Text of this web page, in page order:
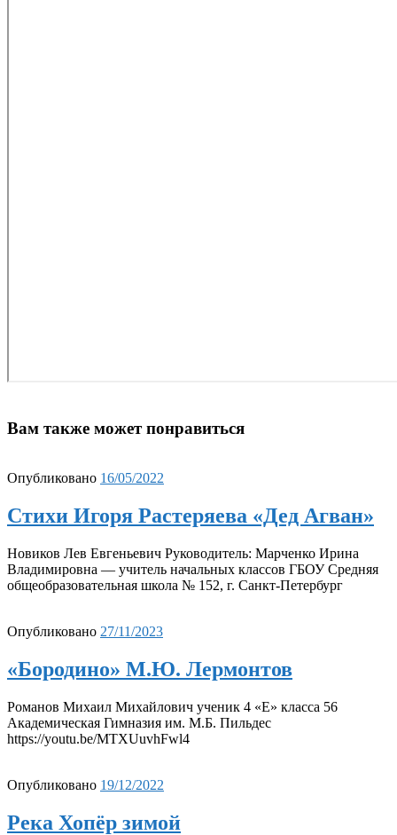
Вам также может понравиться
Опубликовано 16/05/2022
Стихи Игоря Растеряева «Дед Агван»
Новиков Лев Евгеньевич Руководитель: Марченко Ирина
Владимировна — учитель начальных классов ГБОУ Средняя
общеобразовательная школа № 152, г. Санкт-Петербург
Опубликовано 27/11/2023
«Бородино» М.Ю. Лермонтов
Романов Михаил Михайлович ученик 4 «Е» класса 56
Академическая Гимназия им. М.Б. Пильдес
https://youtu.be/MTXUuvhFwl4
Опубликовано 19/12/2022
Река Хопёр зимой